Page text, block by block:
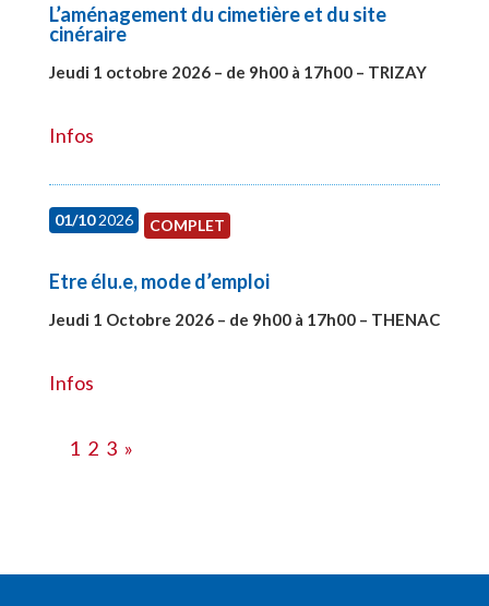
L’aménagement du cimetière et du site
cinéraire
Jeudi 1 octobre 2026 – de 9h00 à 17h00 – TRIZAY
Infos
01/102026 COMPLET
Etre élu.e, mode d’emploi
Jeudi 1 Octobre 2026 – de 9h00 à 17h00 – THENAC
Infos
1 2 3 »